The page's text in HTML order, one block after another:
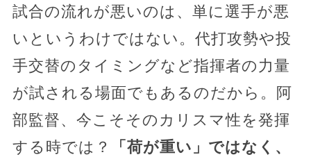
試合の流れが悪いのは、単に選手が悪
いというわけではない。代打攻勢や投
手交替のタイミングなど指揮者の力量
が試される場面でもあるのだから。阿
部監督、今こそそのカリスマ性を発揮
する時では？
「荷が重い」ではなく、